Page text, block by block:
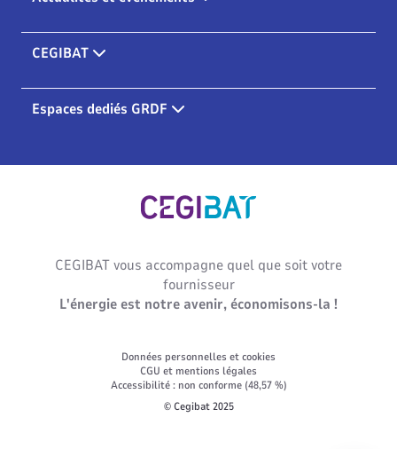
CEGIBAT
Espaces dediés GRDF
Cegibat, accueil
CEGIBAT vous accompagne quel que soit votre
fournisseur
L'énergie est notre avenir, économisons-la !
Données personnelles et cookies
CGU et mentions légales
Accessibilité : non conforme (48,57 %)
© Cegibat 2025